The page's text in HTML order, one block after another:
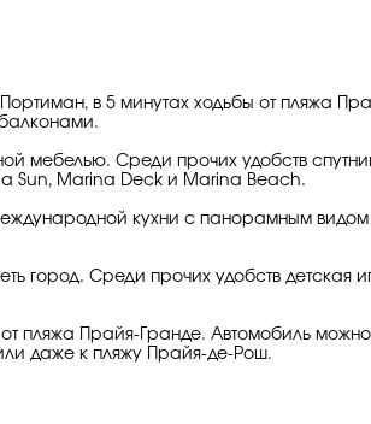
в 5 минутах ходьбы от пляжа
мебелью. Среди прочих удобств
Sun, Marina Deck и Marina Beach.
кухни с панорамным
город. Среди прочих удобств
пляжа Прайя-Гранде. Автомобиль
даже к пляжу Прайя-де-Рош.